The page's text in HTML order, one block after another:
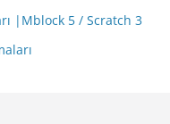
|Mblock 5 / Scratch 3